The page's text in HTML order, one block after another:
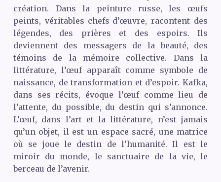
création. Dans la peinture russe, les œufs
peints, véritables chefs-d’œuvre, racontent des
légendes, des prières et des espoirs. Ils
deviennent des messagers de la beauté, des
témoins de la mémoire collective. Dans la
littérature, l’œuf apparaît comme symbole de
naissance, de transformation et d’espoir. Kafka,
dans ses récits, évoque l’œuf comme lieu de
l’attente, du possible, du destin qui s’annonce.
L’œuf, dans l’art et la littérature, n’est jamais
qu’un objet, il est un espace sacré, une matrice
où se joue le destin de l’humanité. Il est le
miroir du monde, le sanctuaire de la vie, le
berceau de l’avenir.